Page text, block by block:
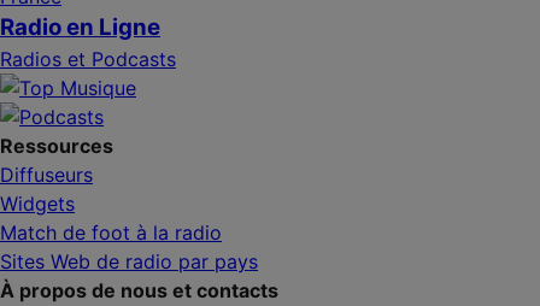
Radio en Ligne
Radios et Podcasts
Ressources
Diffuseurs
Widgets
Match de foot à la radio
Sites Web de radio par pays
À propos de nous et contacts